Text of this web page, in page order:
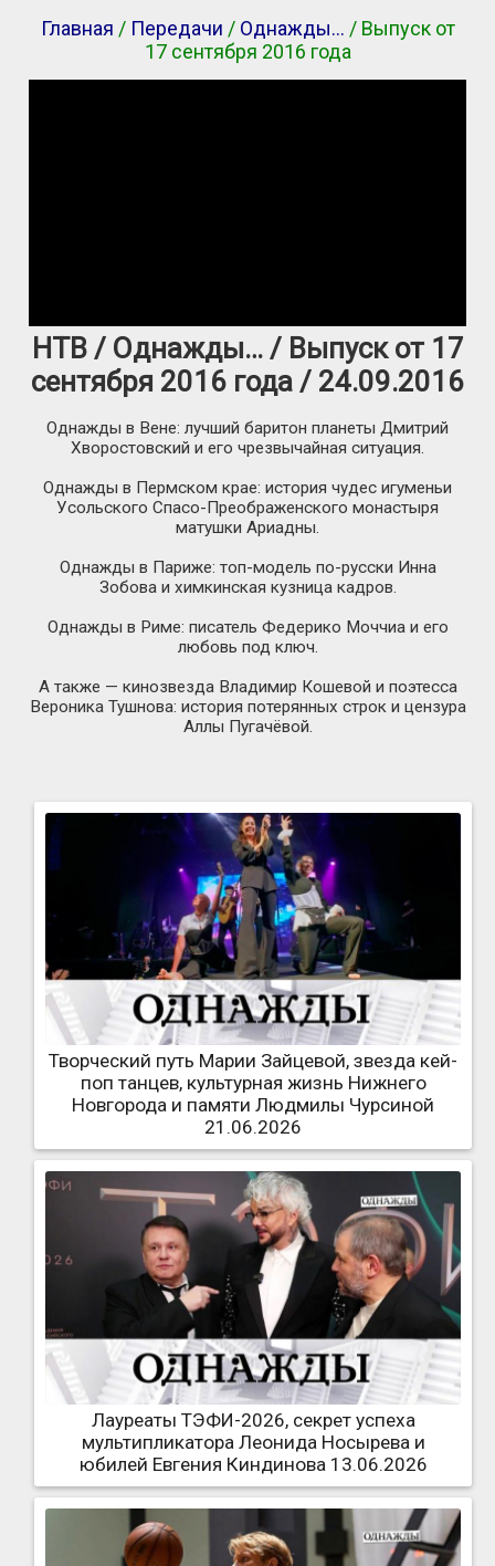
Главная / Передачи / Однажды… / Выпуск от
17 сентября 2016 года
НТВ / Однажды… / Выпуск от 17
сентября 2016 года / 24.09.2016
Однажды в Вене: лучший баритон планеты Дмитрий
Хворостовский и его чрезвычайная ситуация.
Однажды в Пермском крае: история чудес игуменьи
Усольского Спасо-Преображенского монастыря
матушки Ариадны.
Однажды в Париже: топ-модель по-русски Инна
Зобова и химкинская кузница кадров.
Однажды в Риме: писатель Федерико Моччиа и его
любовь под ключ.
А также — кинозвезда Владимир Кошевой и поэтесса
Вероника Тушнова: история потерянных строк и цензура
Аллы Пугачёвой.
Творческий путь Марии Зайцевой, звезда кей-
поп танцев, культурная жизнь Нижнего
Новгорода и памяти Людмилы Чурсиной
21.06.2026
Лауреаты ТЭФИ-2026, секрет успеха
мультипликатора Леонида Носырева и
юбилей Евгения Киндинова 13.06.2026